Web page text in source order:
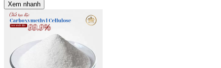
Xem nhanh